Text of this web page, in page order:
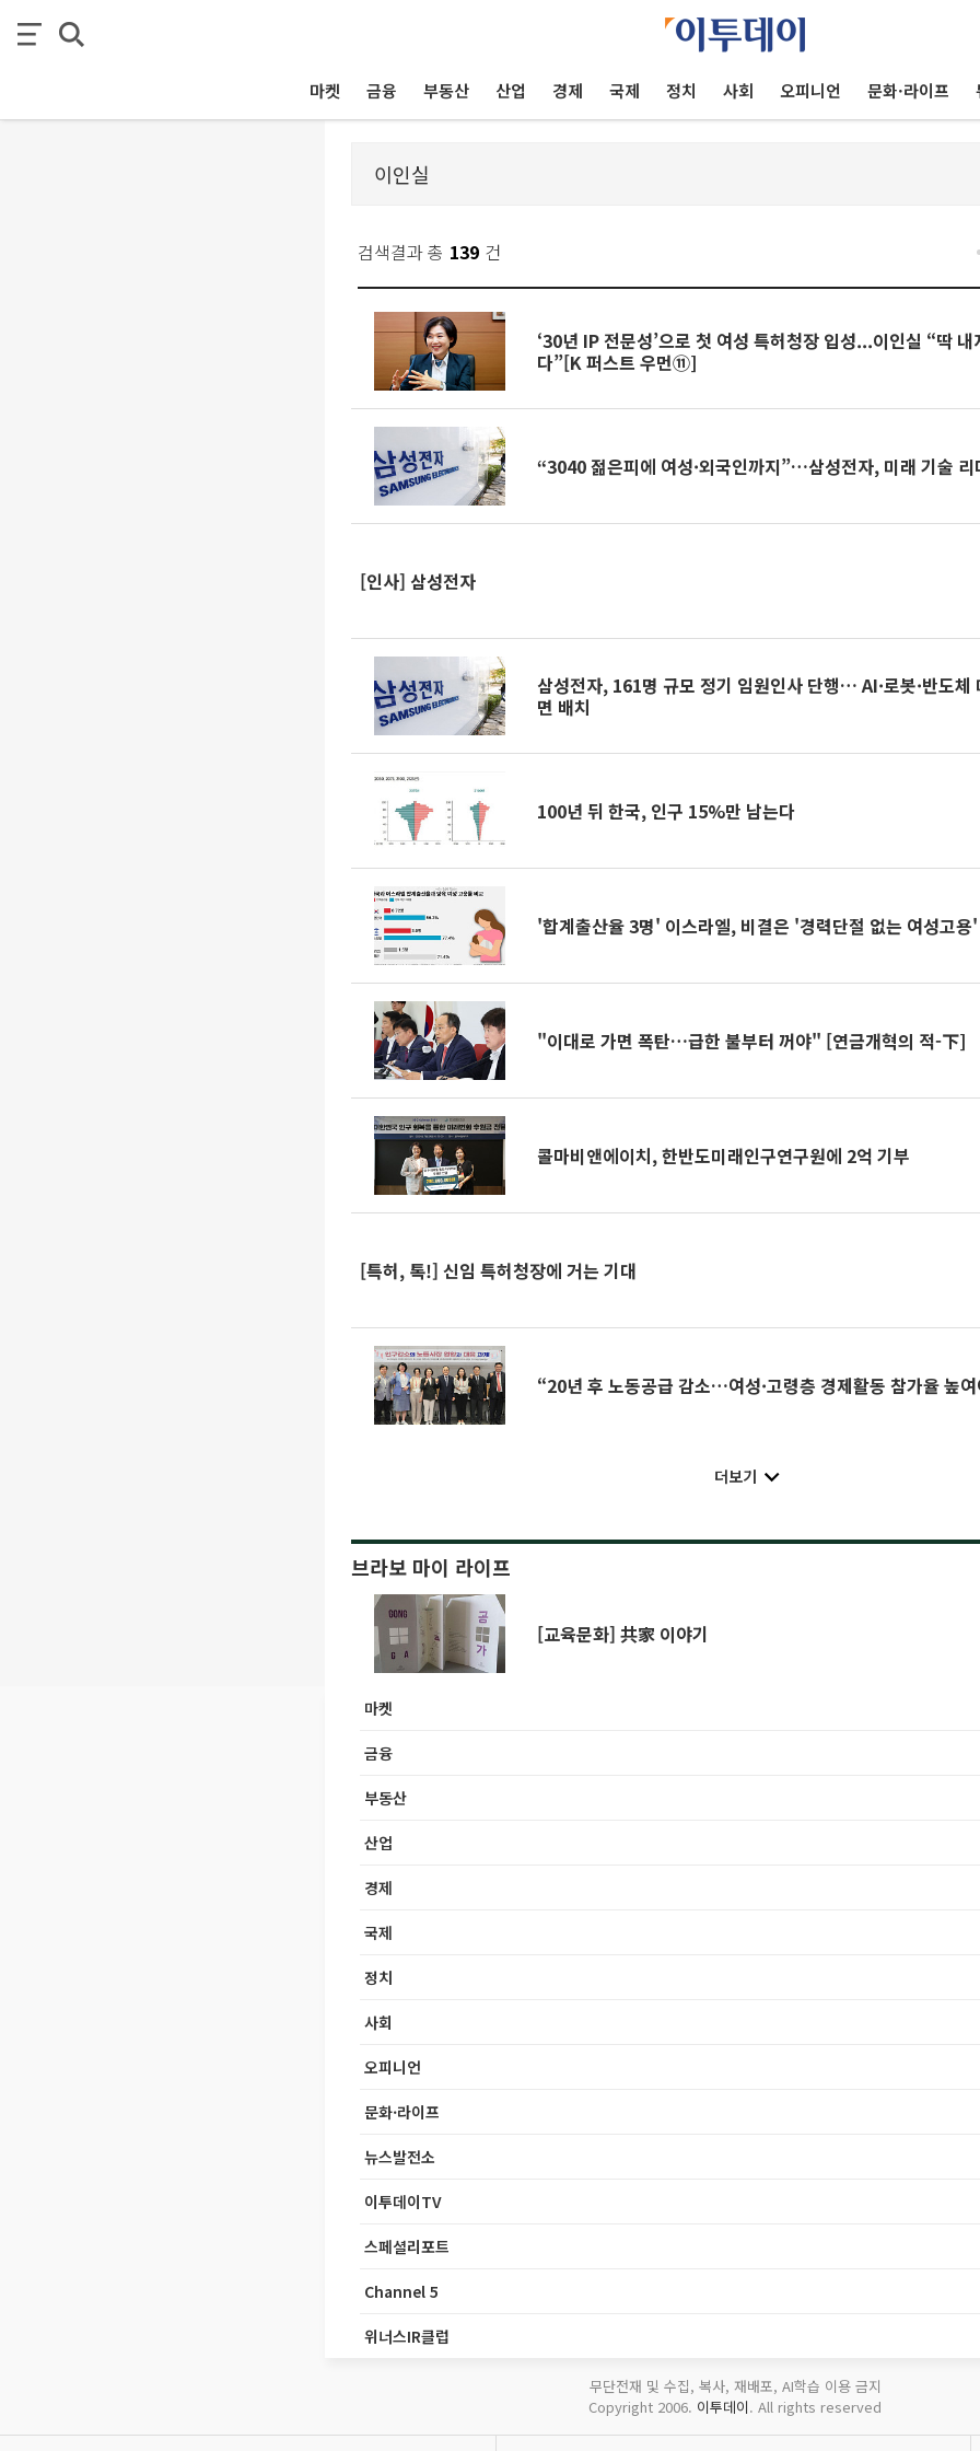
마켓 금융 부동산 산업 경제 국제 정치 사회 오피니언 문화·라이프
검색결과 총 139 건
‘30년 IP 전문성’으로 첫 여성 특허청장 입성...이인실 “딱
다”[K 퍼스트 우먼⑪]
“3040 젊은피에 여성·외국인까지”…삼성전자, 미래 기술 리
[인사] 삼성전자
삼성전자, 161명 규모 정기 임원인사 단행… AI·로봇·반도체
면 배치
100년 뒤 한국, 인구 15%만 남는다
'합계출산율 3명' 이스라엘, 비결은 '경력단절 없는 여성고용'
"이대로 가면 폭탄…급한 불부터 꺼야" [연금개혁의 적-下]
콜마비앤에이치, 한반도미래인구연구원에 2억 기부
[특허, 톡!] 신임 특허청장에 거는 기대
“20년 후 노동공급 감소…여성·고령층 경제활동 참가율 높
더보기
브라보 마이 라이프
[교육문화] 共家 이야기
마켓
금융
부동산
산업
경제
국제
정치
사회
오피니언
문화·라이프
뉴스발전소
이투데이TV
스페셜리포트
Channel 5
위너스IR클럽
무단전재 및 수집, 복사, 재배포, AI학습 이용 금지
Copyright 2006. 이투데이. All rights reserved